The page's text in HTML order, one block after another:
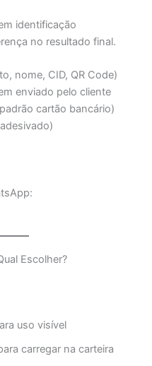
identificação
no resultado final.
nome, CID, QR Code)
enviado pelo cliente
cartão bancário)
Escolher?
uso visível
carregar na carteira